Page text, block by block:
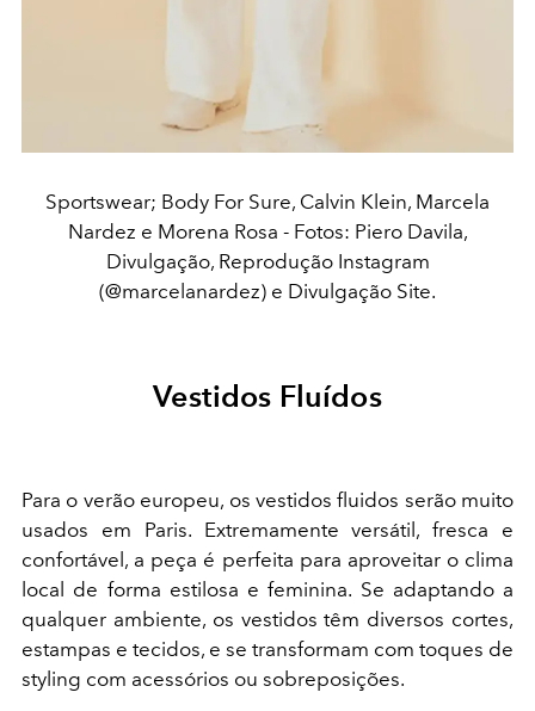
Sportswear; Body For Sure, Calvin Klein, Marcela
Nardez e Morena Rosa - Fotos: Piero Davila,
Divulgação, Reprodução Instagram
(@marcelanardez) e Divulgação Site.
Vestidos Fluídos
Para o verão europeu, os vestidos fluidos serão muito
usados em Paris. Extremamente versátil, fresca e
confortável, a peça é perfeita para aproveitar o clima
local de forma estilosa e feminina. Se adaptando a
qualquer ambiente, os vestidos têm diversos cortes,
estampas e tecidos, e se transformam com toques de
styling com acessórios ou sobreposições.